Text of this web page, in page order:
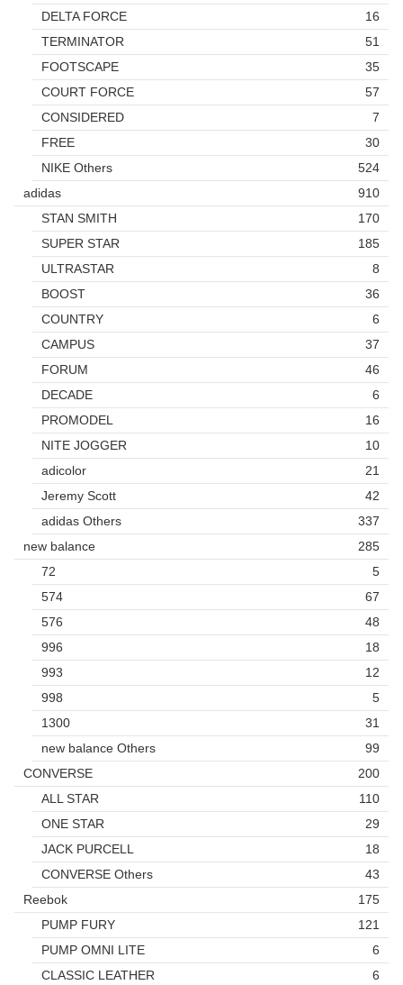
DELTA FORCE
16
TERMINATOR
51
FOOTSCAPE
35
COURT FORCE
57
CONSIDERED
7
FREE
30
NIKE Others
524
adidas
910
STAN SMITH
170
SUPER STAR
185
ULTRASTAR
8
BOOST
36
COUNTRY
6
CAMPUS
37
FORUM
46
DECADE
6
PROMODEL
16
NITE JOGGER
10
adicolor
21
Jeremy Scott
42
adidas Others
337
new balance
285
72
5
574
67
576
48
996
18
993
12
998
5
1300
31
new balance Others
99
CONVERSE
200
ALL STAR
110
ONE STAR
29
JACK PURCELL
18
CONVERSE Others
43
Reebok
175
PUMP FURY
121
PUMP OMNI LITE
6
CLASSIC LEATHER
6